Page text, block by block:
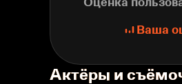
Ваша
Актёры и